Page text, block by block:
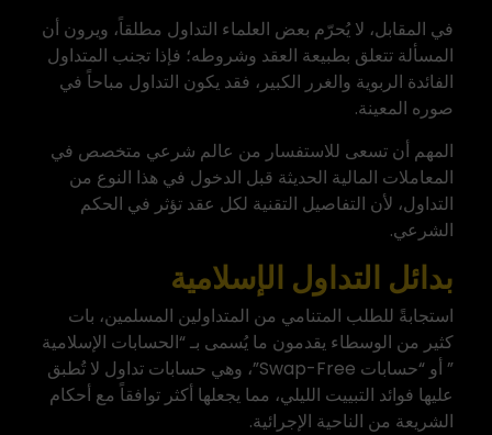
في المقابل، لا يُحرّم بعض العلماء التداول مطلقاً، ويرون أن
المسألة تتعلق بطبيعة العقد وشروطه؛ فإذا تجنب المتداول
الفائدة الربوية والغرر الكبير، فقد يكون التداول مباحاً في
صوره المعينة.
المهم أن تسعى للاستفسار من عالم شرعي متخصص في
المعاملات المالية الحديثة قبل الدخول في هذا النوع من
التداول، لأن التفاصيل التقنية لكل عقد تؤثر في الحكم
الشرعي.
بدائل التداول الإسلامية
استجابةً للطلب المتنامي من المتداولين المسلمين، بات
كثير من الوسطاء يقدمون ما يُسمى بـ “الحسابات الإسلامية
” أو “حسابات Swap-Free”، وهي حسابات تداول لا تُطبق
عليها فوائد التبييت الليلي، مما يجعلها أكثر توافقاً مع أحكام
الشريعة من الناحية الإجرائية.